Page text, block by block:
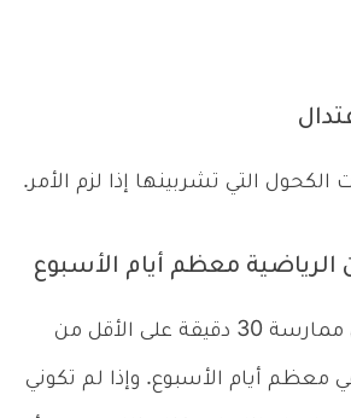
التي تشربينها إذا لزم الأمر.
الرياضية معظم أيام الأسبوع
يجب أن تستهدفين ممارسة 30 دقيقة على الأقل من
معظم أيام الأسبوع. وإذا لم تكوني